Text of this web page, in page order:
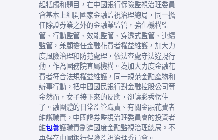
起牴觸和題目，在中國銀行保險監視治理委員
會基本上組開國家金融監視治理總局，同一擔
任除證券業之外的金融業監管，強化機構監
管、行動監管、效能監管、穿透式監管、連續
監管，兼顧擔任金融花費者權益維護，加大力
度風險治理和防范處理，依法查處守法違規行
動，作為國務院直屬機構。為加大力度金融花
費者符合法規權益維護，同一規范金融產物和
辦事行動，把中國國民銀行對金融控股公司等
金然而，女子接下來的反應，卻讓彩秀愣住
了。融團體的日常監管職責、有關金融花費者
維護職責，中國證券監視治理委員會的投資者
維包養護職責劃進國度金融監視治理總局。不
再保存中國銀行保險監視治理委員會。